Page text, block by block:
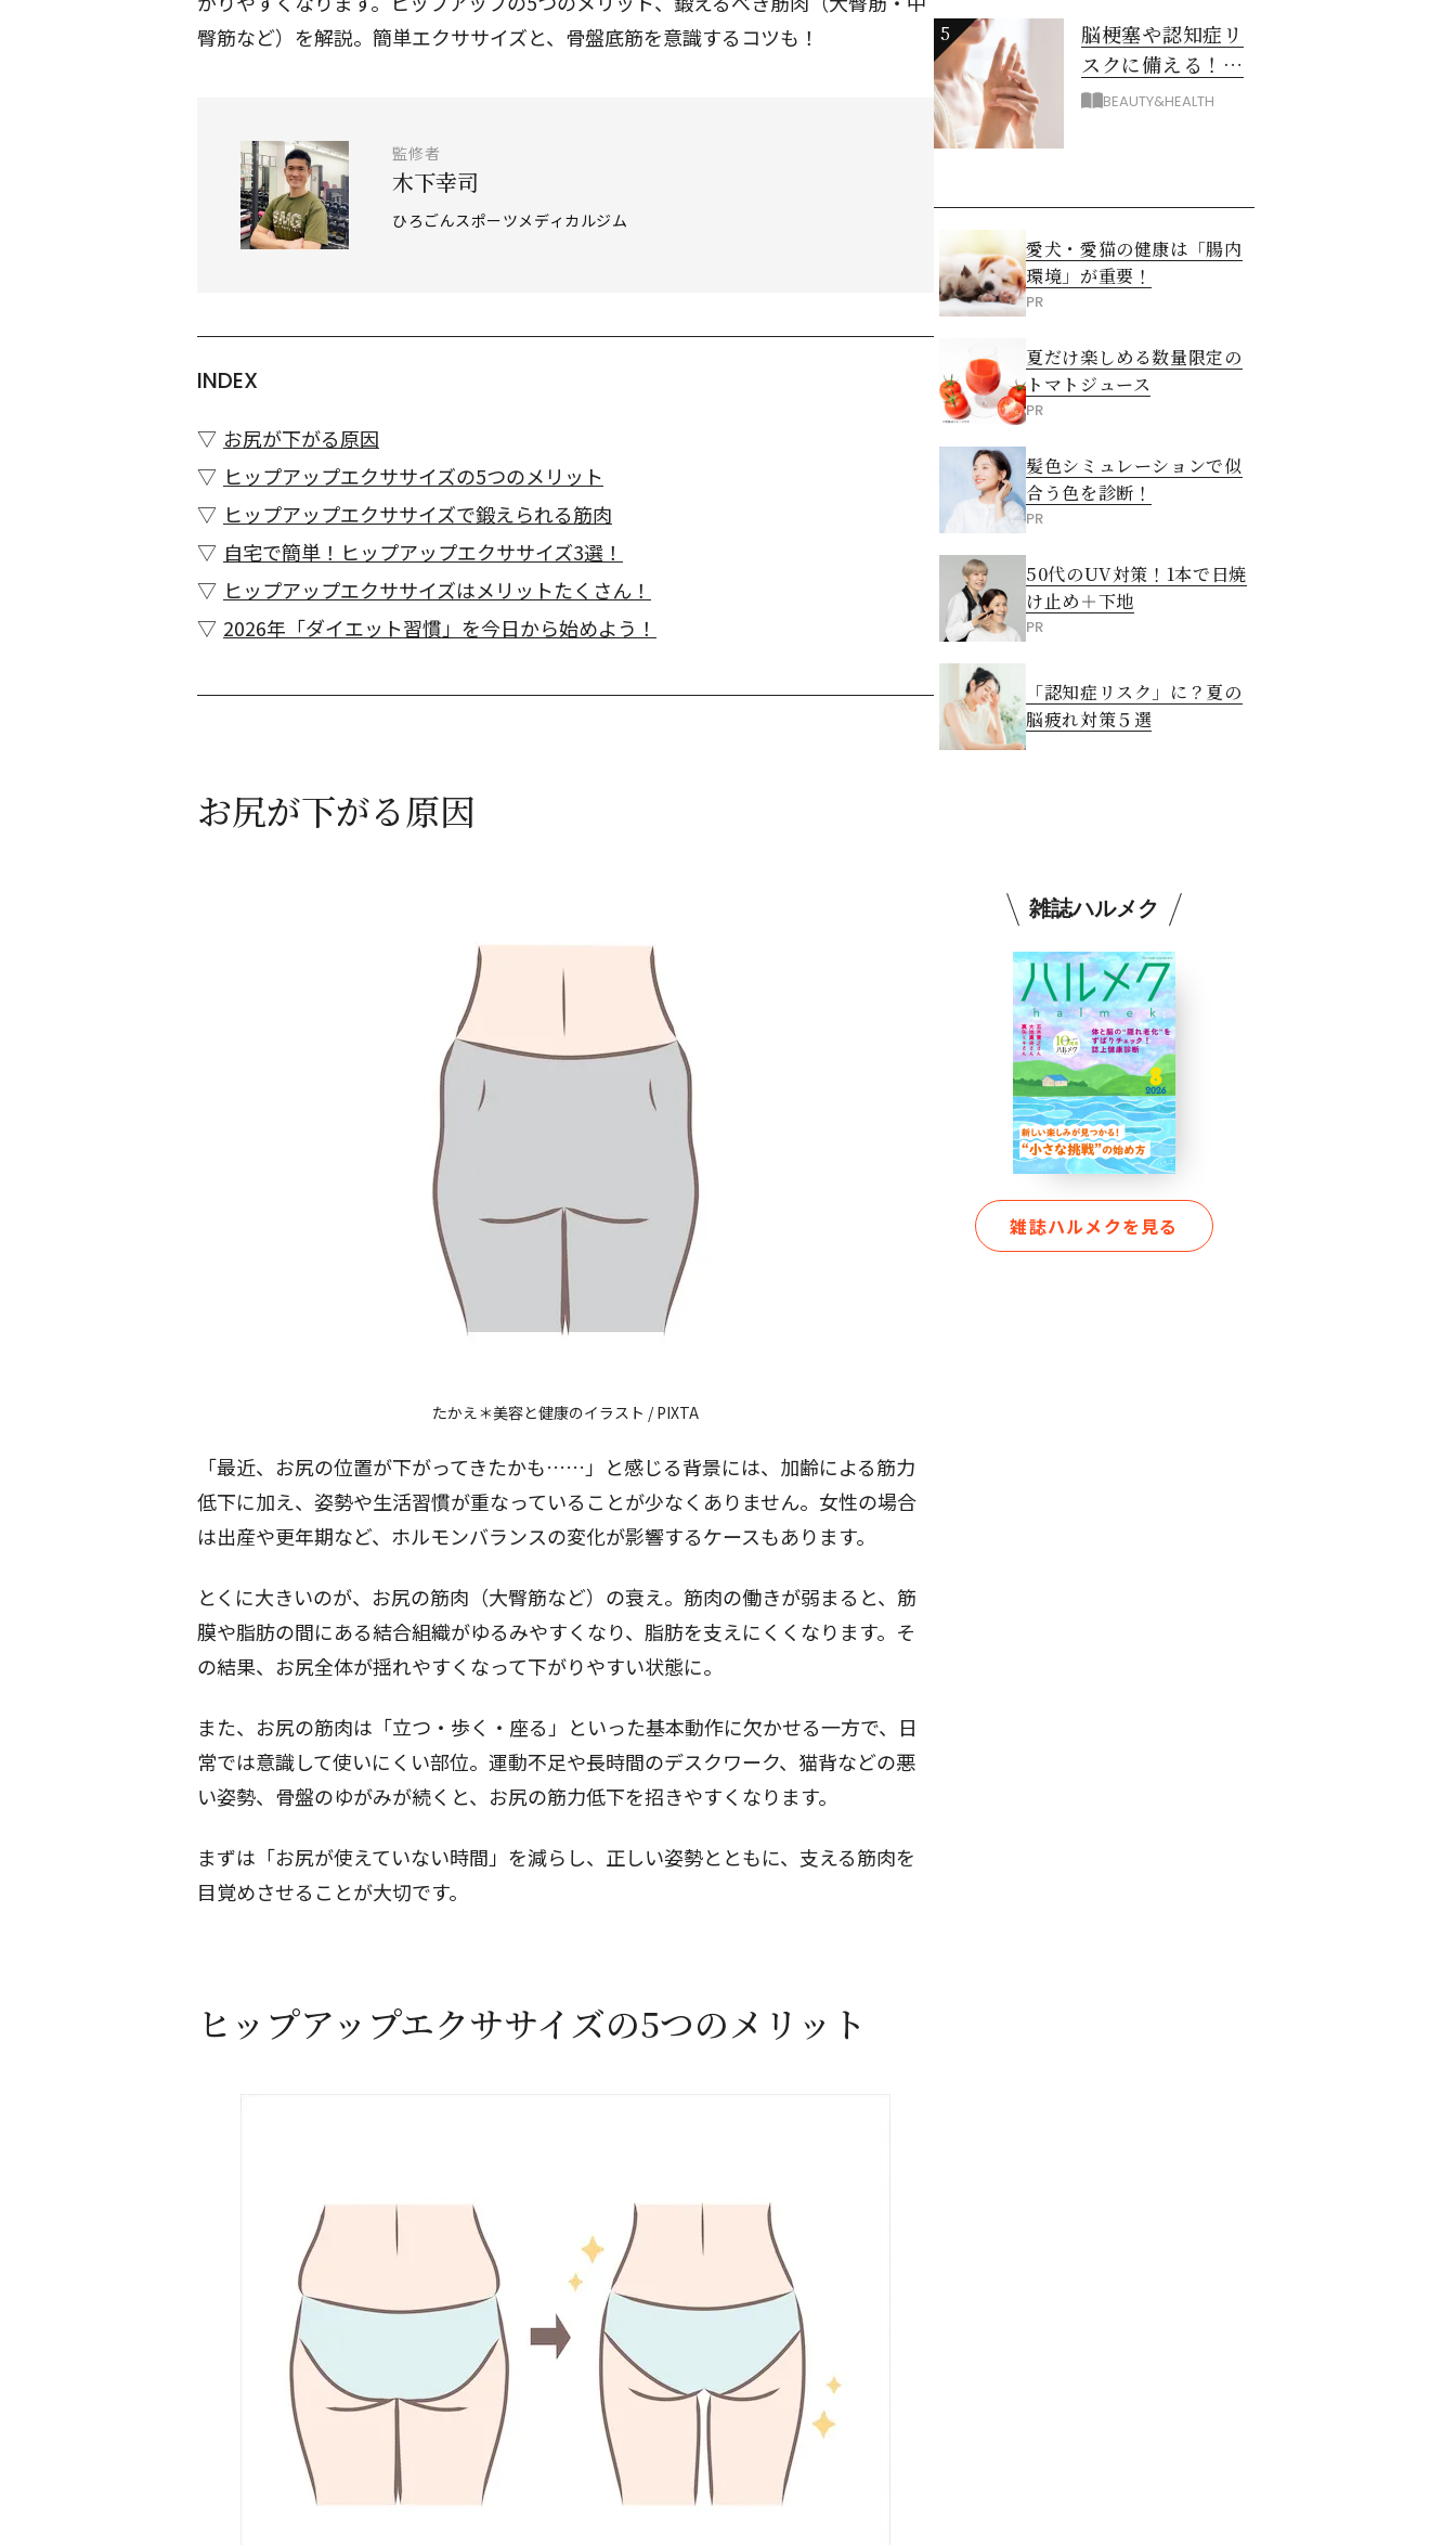
臀筋など）を解説。簡単エクササイズと、骨盤底筋を意識するコツも！
監修者
木下幸司
ひろごんスポーツメディカルジム
INDEX
お尻が下がる原因
ヒップアップエクササイズの5つのメリット
ヒップアップエクササイズで鍛えられる筋肉
自宅で簡単！ヒップアップエクササイズ3選！
ヒップアップエクササイズはメリットたくさん！
2026年「ダイエット習慣」を今日から始めよう！
お尻が下がる原因
たかえ＊美容と健康のイラスト /PIXTA
「最近、お尻の位置が下がってきたかも……」と感じる背景には、加齢による筋力
低下に加え、姿勢や生活習慣が重なっていることが少なくありません。女性の場合
は出産や更年期など、ホルモンバランスの変化が影響するケースもあります。
とくに大きいのが、お尻の筋肉（大臀筋など）の衰え。筋肉の働きが弱まると、筋
膜や脂肪の間にある結合組織がゆるみやすくなり、脂肪を支えにくくなります。そ
の結果、お尻全体が揺れやすくなって下がりやすい状態に。
また、お尻の筋肉は「立つ・歩く・座る」といった基本動作に欠かせる一方で、日
常では意識して使いにくい部位。運動不足や長時間のデスクワーク、猫背などの悪
い姿勢、骨盤のゆがみが続くと、お尻の筋力低下を招きやすくなります。
まずは「お尻が使えていない時間」を減らし、正しい姿勢とともに、支える筋肉を
目覚めさせることが大切です。
ヒップアップエクササイズの5つのメリット
5
脳梗塞や認知症リ
スクに備える！ゴ
ースト血管を復活
BEAUTY&HEALTH
愛犬・愛猫の健康は「腸内
環境」が重要！
PR
夏だけ楽しめる数量限定の
トマトジュース
PR
髪色シミュレーションで似
合う色を診断！
PR
50代のUV対策！1本で日焼
け止め＋下地
PR
「認知症リスク」に？夏の
脳疲れ対策５選
雑誌ハルメク
雑誌ハルメクを見る